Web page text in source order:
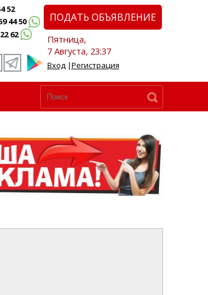
52
44 50
62
ПОДАТЬ ОБЪЯВЛЕНИЕ
Пятница,
7 Августа, 23:37
Вход|Регистрация